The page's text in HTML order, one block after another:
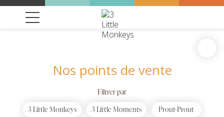
Nos points de vente
Filtrer par
3 Little Monkeys
3 Little Moments Prout-Prout